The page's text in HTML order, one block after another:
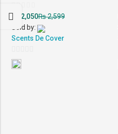
Rated
0
out
of
5
₨ 2,050₨2,599
Sold by:
Scents De Cover
0
out